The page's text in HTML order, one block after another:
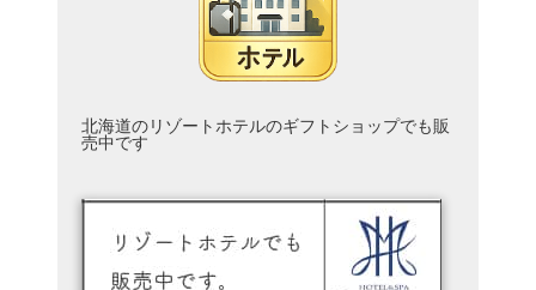
北海道のリゾートホテルのギフトショップでも販
売中です